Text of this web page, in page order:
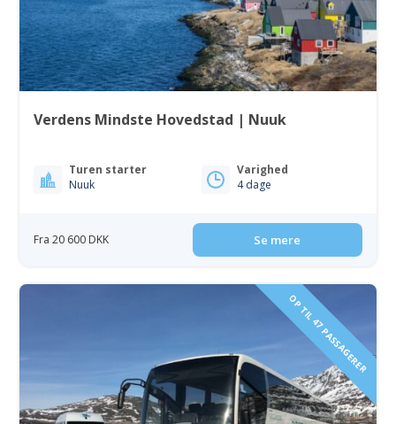
Verdens Mindste Hovedstad | Nuuk
Turen starter
Nuuk
Varighed
4 dage
Fra 20 600 DKK Se mere
OP TIL 47 PASSAGERER